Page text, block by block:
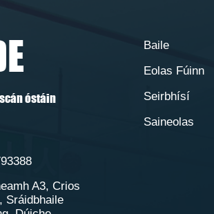
óstáin
A3, Crios
Sráidbhaile
Baile
Eolas Fúinn
Seirbhísí
Saineolas